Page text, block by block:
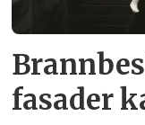
fasader